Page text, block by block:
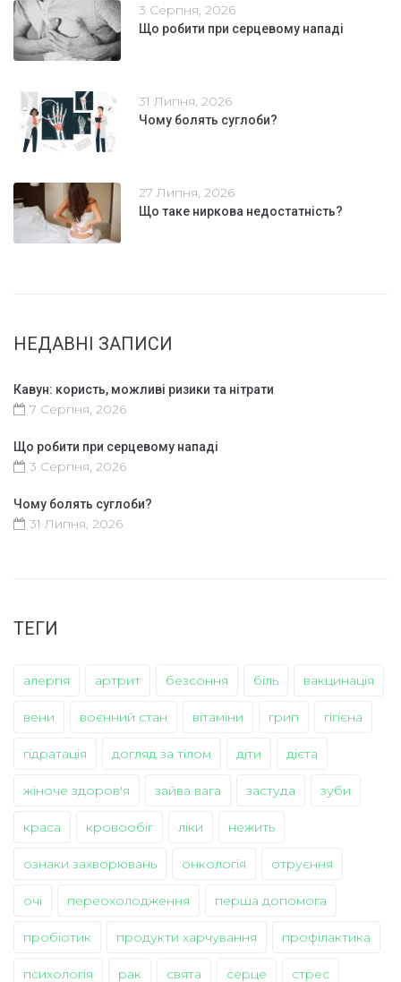
3 Серпня, 2026
Що робити при серцевому нападі
31 Липня, 2026
Чому болять суглоби?
27 Липня, 2026
Що таке ниркова недостатність?
НЕДАВНІ ЗАПИСИ
Кавун: користь, можливі ризики та нітрати
7 Серпня, 2026
Що робити при серцевому нападі
3 Серпня, 2026
Чому болять суглоби?
31 Липня, 2026
ТЕГИ
алергія артрит безсоння біль вакцинація
вени воєнний стан вітаміни грип гігієна
гідратація догляд за тілом діти дієта
жіноче здоров'я зайва вага застуда зуби
краса кровообіг ліки нежить
ознаки захворювань онкологія отруєння
очі переохолодження перша допомога
пробіотик продукти харчування профілактика
психологія рак свята серце стрес